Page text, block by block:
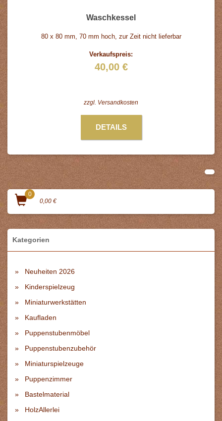
Waschkessel
80 x 80 mm, 70 mm hoch, zur Zeit nicht lieferbar
Verkaufspreis:
40,00 €
zzgl. Versandkosten
DETAILS
0
0,00 €
Kategorien
Neuheiten 2026
Kinderspielzeug
Miniaturwerkstätten
Kaufladen
Puppenstubenmöbel
Puppenstubenzubehör
Miniaturspielzeuge
Puppenzimmer
Bastelmaterial
HolzAllerlei